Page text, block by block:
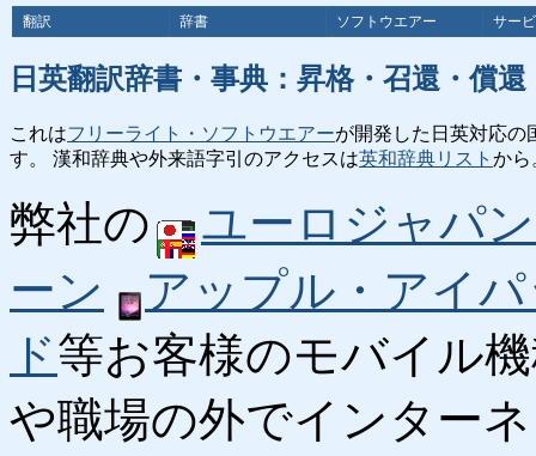
翻訳 辞書 ソフトウエアー サー
日英翻訳辞書・事典：昇格・召還・償
これはフリーライト・ソフトウエアーが開発した日英対応の
す。 漢和辞典や外来語字引のアクセスは英和辞典リスト から
弊社の
ユーロジャパ
ーン
アップル・アイ
ド等お客様のモバイル
や職場の外でインター